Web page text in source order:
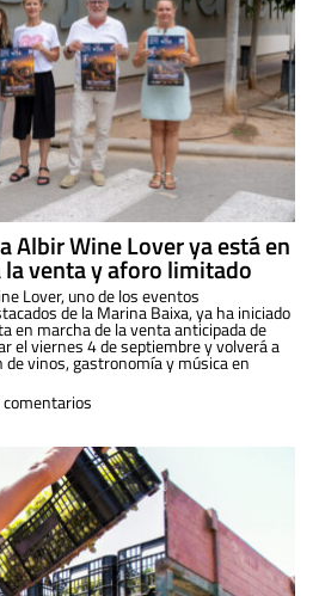
Albir Wine Lover ya está en
venta y aforo limitado
Lover, uno de los eventos
de la Marina Baixa, ya ha iniciado
en marcha de la venta anticipada de
el viernes 4 de septiembre y volverá a
de vinos, gastronomía y música en
comentarios